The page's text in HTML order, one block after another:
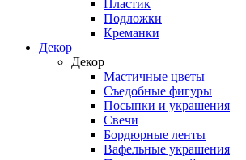
Пластик
Подложки
Креманки
Декор
Декор
Мастичные цветы
Съедобные фигуры
Посыпки и украшения
Свечи
Бордюрные ленты
Вафельные украшения